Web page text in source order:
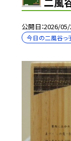
公開日 2026/
今日の二風谷っ